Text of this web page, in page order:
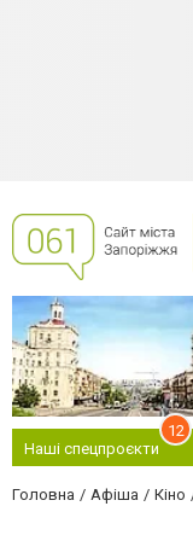
Наші спецпроєкти
12
Головна Афіша Кіно